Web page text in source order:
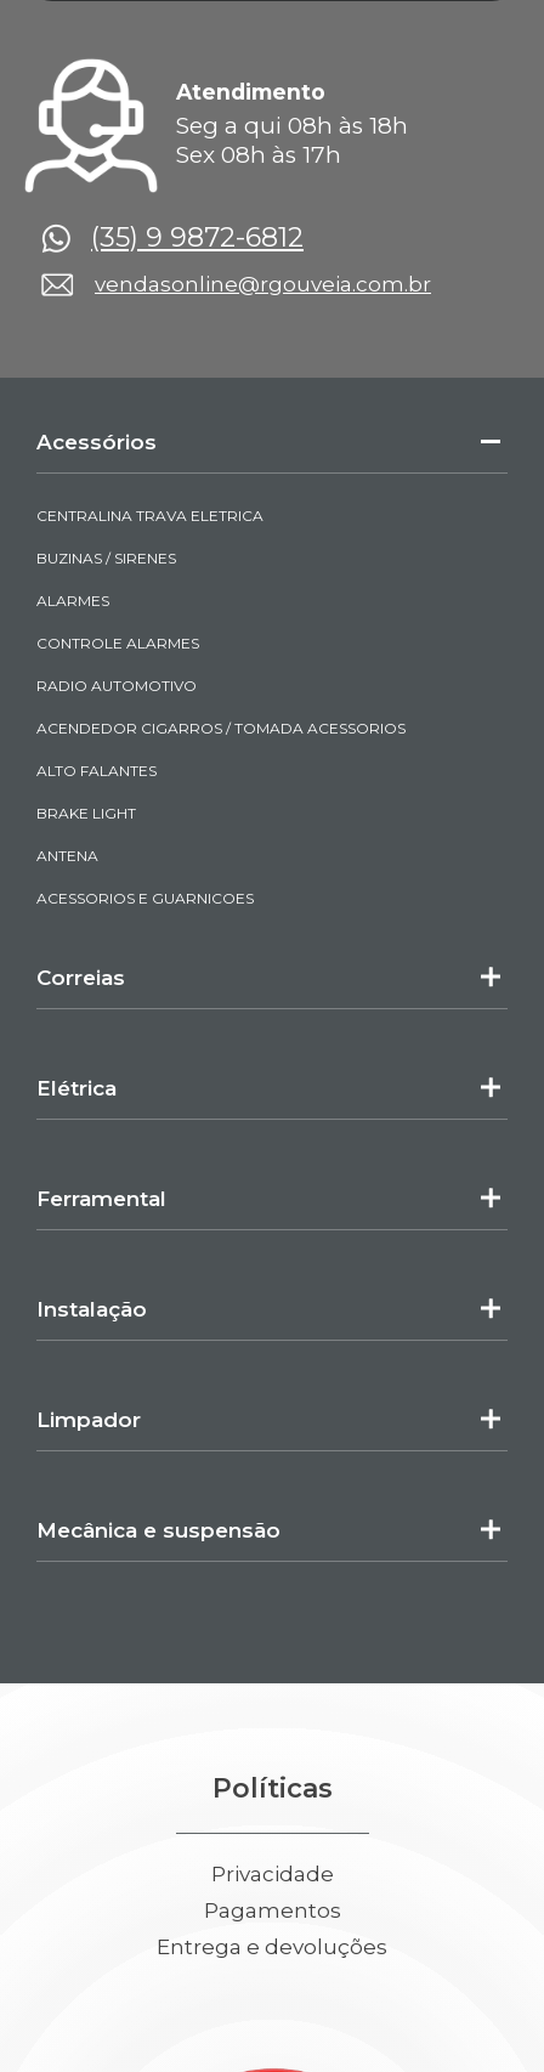
Atendimento
Seg a qui 08h às 18h
Sex 08h às 17h
(35) 9 9872-6812
vendasonline@rgouveia.com.br
Acessórios
CENTRALINA TRAVA ELETRICA
BUZINAS / SIRENES
ALARMES
CONTROLE ALARMES
RADIO AUTOMOTIVO
ACENDEDOR CIGARROS / TOMADA ACESSORIOS
ALTO FALANTES
BRAKE LIGHT
ANTENA
ACESSORIOS E GUARNICOES
Correias
Elétrica
Ferramental
Instalação
Limpador
Mecânica e suspensão
Políticas
Privacidade
Pagamentos
Entrega e devoluções